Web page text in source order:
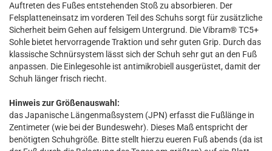
Auftreten des Fußes entstehenden Stoß zu absorbieren. Der
Felsplatteneinsatz im vorderen Teil des Schuhs sorgt für zusätzliche
Sicherheit beim Gehen auf felsigem Untergrund. Die Vibram® TC5+
Sohle bietet hervorragende Traktion und sehr guten Grip. Durch das
klassische Schnürsystem lässt sich der Schuh sehr gut an den Fuß
anpassen. Die Einlegesohle ist antimikrobiell ausgerüstet, damit der
Schuh länger frisch riecht.
Hinweis zur Größenauswahl:
das Japanische Längenmaßsystem (JPN) erfasst die Fußlänge in
Zentimeter (wie bei der Bundeswehr). Dieses Maß entspricht der
benötigten Schuhgröße. Bitte stellt hierzu eueren Fuß abends (da ist